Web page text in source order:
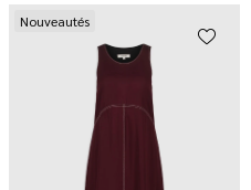
Nouveautés